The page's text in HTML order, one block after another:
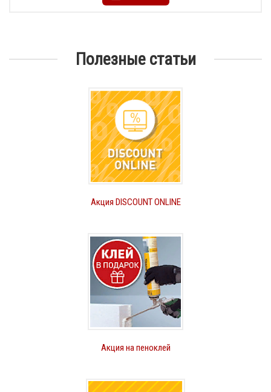
Полезные статьи
Акция DISCOUNT ONLINE
Акция на пеноклей